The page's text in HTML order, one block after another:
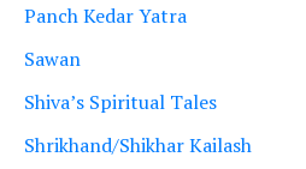
Panch Kedar Yatra
Sawan
Shiva’s Spiritual Tales
Shrikhand/Shikhar Kailash